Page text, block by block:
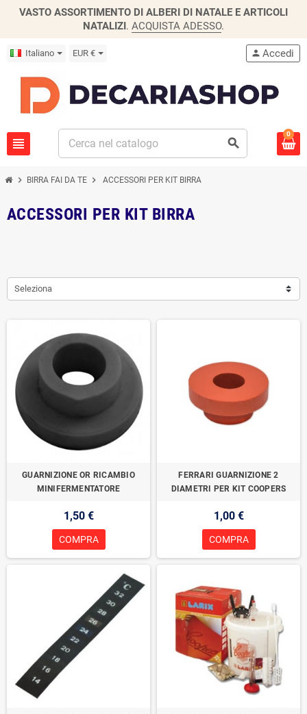
VASTO ASSORTIMENTO DI ALBERI DI NATALE E ARTICOLI
NATALIZI. ACQUISTA ADESSO.
Italiano EUR €
view_headline search
person Accedi
0
chevron_right BIRRA FAI DA TE chevron_right ACCESSORI PER KIT BIRRA
ACCESSORI PER KIT BIRRA
Seleziona
GUARNIZIONE OR RICAMBIO
MINIFERMENTATORE
1,50 €
COMPRA
FERRARI GUARNIZIONE 2
DIAMETRI PER KIT COOPERS
1,00 €
COMPRA